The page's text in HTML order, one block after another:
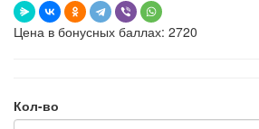
Цена в бонусных баллах: 2720
Кол-во